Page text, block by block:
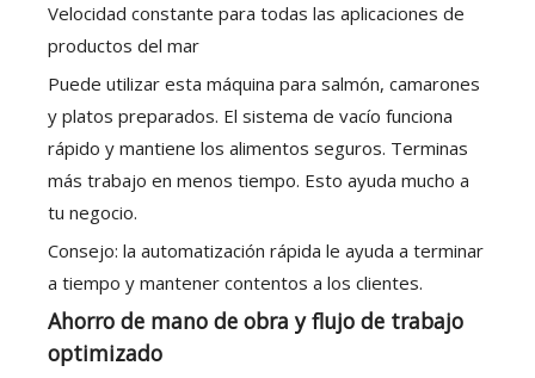
Velocidad constante para todas las aplicaciones de
productos del mar
Puede utilizar esta máquina para salmón, camarones
y platos preparados. El sistema de vacío funciona
rápido y mantiene los alimentos seguros. Terminas
más trabajo en menos tiempo. Esto ayuda mucho a
tu negocio.
Consejo: la automatización rápida le ayuda a terminar
a tiempo y mantener contentos a los clientes.
Ahorro de mano de obra y flujo de trabajo
optimizado